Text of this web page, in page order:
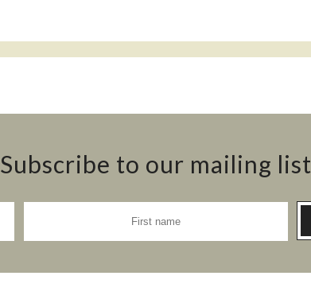
Subscribe to our mailing list